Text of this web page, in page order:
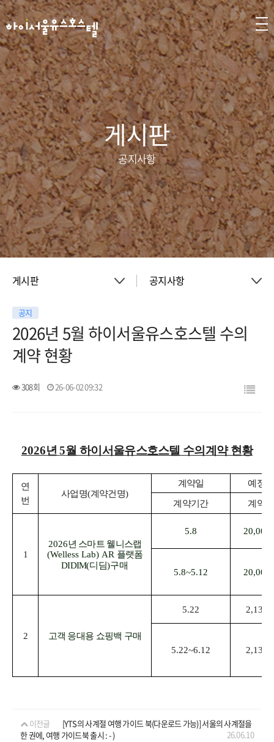
게시판
공지사항
게시판
About
객실
서울여행
예약
공지사항
서울가이드신청
공지
2026년 5월 하이서울유스호스텔 수의
계약 현황
308회 26-06-02 09:32
2026년5월 하이서울유스호스텔 수의계약 현황
연
번
사업명(계약건명)
계약일 예정
계약기간 계약
1
2026년 스마트 웰니스랩
(Welless Lab) AR 플랫폼
DIDIM(디딤)구매
5.8
5.8~5.12
2 고객 응대용 쇼핑백 구매
5.22
5.22~6.12
이전글
[YTS의 사계절 여행 가이드 북(다운로드 가능)] 서울의 사계절을
한 권에, 여행 가이드북 출시 : - )
26.06.10